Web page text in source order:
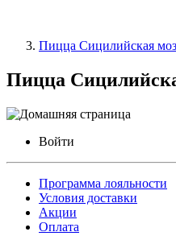
Пицца Сицилийская
Пицца
Войти
Программа лояльности
Условия доставки
Акции
Оплата